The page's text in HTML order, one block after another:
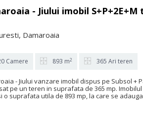
- Jiului imobil
Damaroaia
Camere 893 m2 365 Ari teren
- Jiului vanzare imobil dispus pe Subsol +
pe un teren in suprafata de 365 mp.
o suprafata utila de 893 mp, la care se